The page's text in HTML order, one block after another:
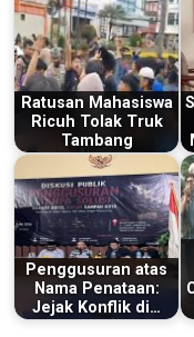
Ratusan Mahasiswa
Ricuh Tolak Truk
Tambang
Penggusuran atas
Nama Penataan:
Jejak Konflik di…